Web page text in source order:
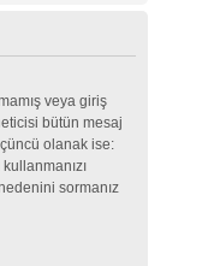
veya giriş
bütün mesaj
olanak ise:
sormanız